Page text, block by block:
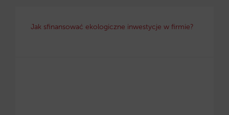
Jak sfinansować ekologiczne inwestycje w firmie?